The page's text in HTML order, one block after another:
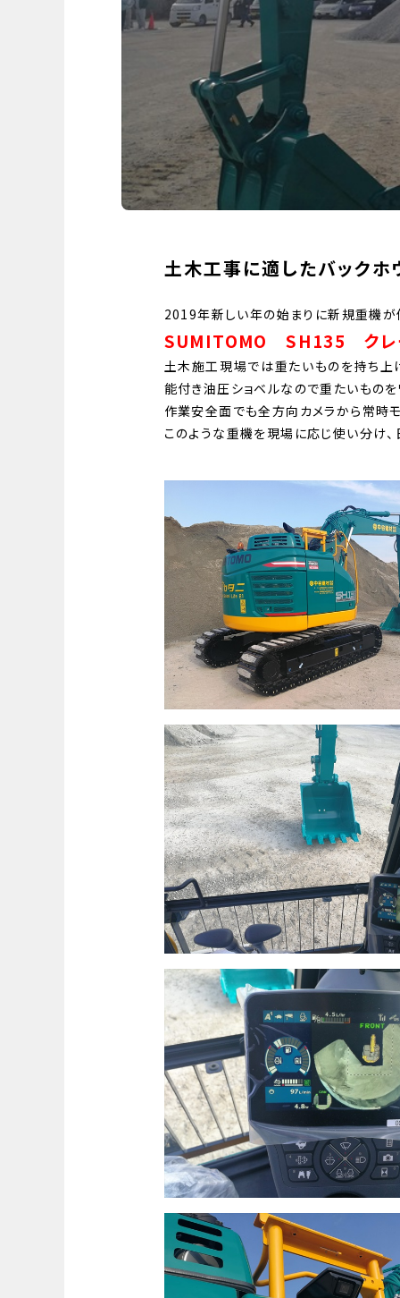
土木工事に適したバックホ
2019年新しい年の始まりに新規重機が
SUMITOMO SH135 クレ
土木施工現場では重たいものを持ち上
能付き油圧ショベルなので重たいもの
作業安全面でも全方向カメラから常時
このような重機を現場に応じ使い分け